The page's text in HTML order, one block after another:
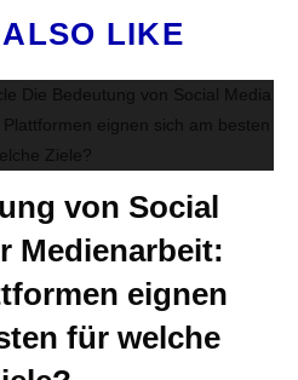
LIKE
von Social
Medienarbeit:
eignen
für welche